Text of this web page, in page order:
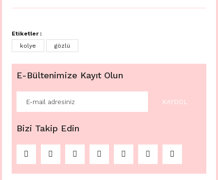
Etiketler :
kolye
gözlü
E-Bültenimize Kayıt Olun
KAYDOL
Bizi Takip Edin